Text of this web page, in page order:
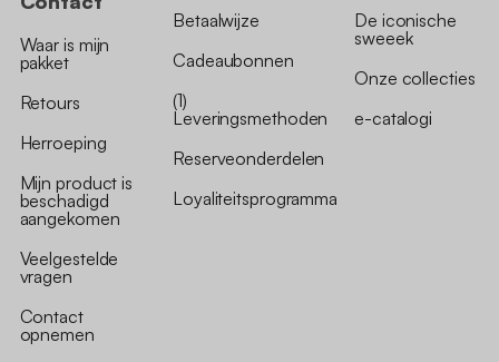
Waar is mijn
pakket
Retours
Herroeping
Mijn product is
beschadigd
aangekomen
Veelgestelde
vragen
Contact
opnemen
Betaalwijze
Cadeaubonnen
(1)
Leveringsmethoden
Reserveonderdelen
Loyaliteitsprogramma
De iconische
sweeek
Onze collecties
e-catalogi